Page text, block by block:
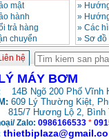
mật
hành
trả hàng
chuyển
»
»
» Các
» Sơ
hệ
MÁY BƠM
14B Ngõ 200 Phố Vĩnh
609 Lý Thường Kiệt,
815/7 Hương Lộ 2, Bình
Zalo: 0986166533 *